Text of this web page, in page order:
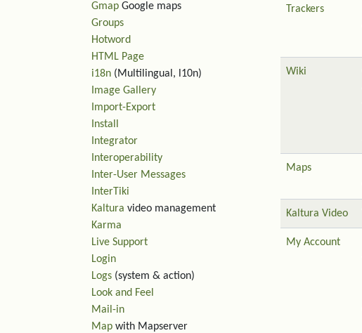
Trackers
Wiki
Maps
Kaltura Video
My Account
Gmap Google maps
Groups
Hotword
HTML Page
i18n (Multilingual, l10n)
Image Gallery
Import-Export
Install
Integrator
Interoperability
Inter-User Messages
InterTiki
Kaltura video management
Karma
Live Support
Login
Logs (system & action)
Look and Feel
Mail-in
Map with Mapserver